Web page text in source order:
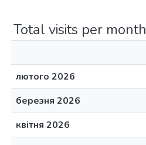
Total visits per month
лютого 2026
березня 2026
квітня 2026